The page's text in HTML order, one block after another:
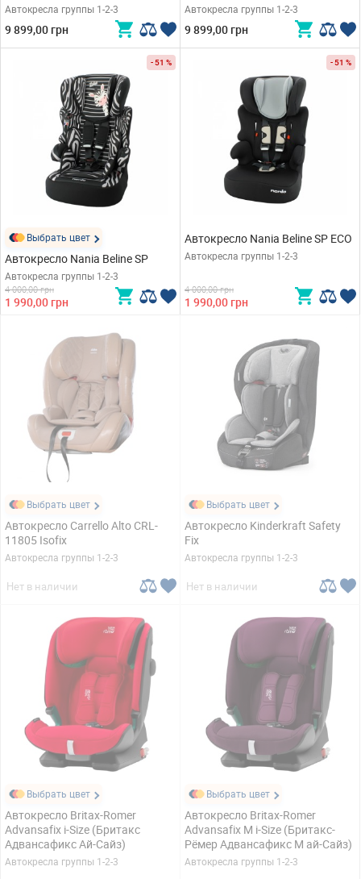
Автокресла группы 1-2-3
9 899,00 грн
Автокресла группы 1-2-3
9 899,00 грн
- 51 %
Выбрать цвет
Автокресло Nania Beline SP
Автокресла группы 1-2-3
4 000,00 грн
1 990,00 грн
- 51 %
Автокресло Nania Beline SP ECO
Автокресла группы 1-2-3
4 000,00 грн
1 990,00 грн
Выбрать цвет
Автокресло Carrello Alto CRL-
11805 Isofix
Автокресла группы 1-2-3
Нет в наличии
Выбрать цвет
Автокресло Kinderkraft Safety
Fix
Автокресла группы 1-2-3
Нет в наличии
Выбрать цвет
Автокресло Britax-Romer
Advansafix i-Size (Бритакс
Адвансафикс Ай-Сайз)
Автокресла группы 1-2-3
Выбрать цвет
Автокресло Britax-Romer
Advansafix M i-Size (Бритакс-
Рёмер Адвансафикс М ай-Сайз)
Автокресла группы 1-2-3